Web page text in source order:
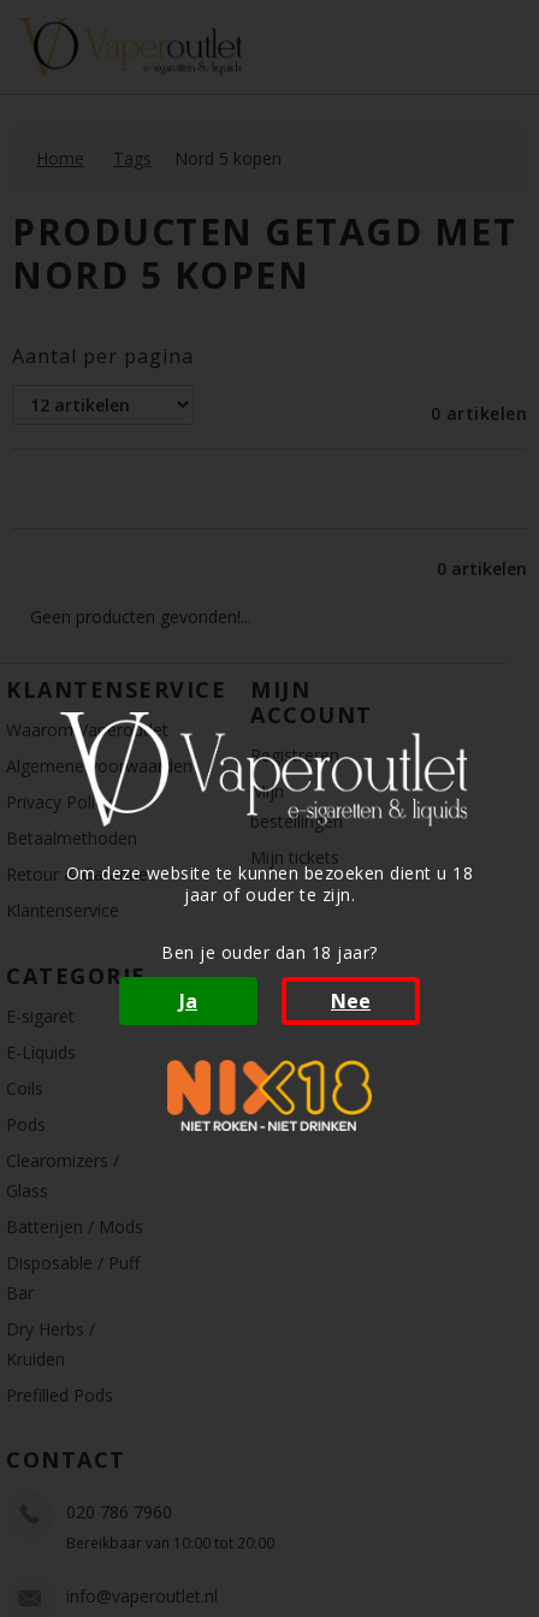
Om deze website te kunnen bezoeken dient u 18
jaar of ouder te zijn.
Ben je ouder dan 18 jaar?
Ja Nee
Home Tags Nord 5 kopen
PRODUCTEN GETAGD MET
NORD 5 KOPEN
Aantal per pagina
0 artikelen
0 artikelen
Geen producten gevonden!...
KLANTENSERVICE
Waarom Vaperoutlet
Algemene voorwaarden
Privacy Policy
Betaalmethoden
Retour & Garantie
Klantenservice
MIJN
ACCOUNT
Registreren
Mijn
bestellingen
Mijn tickets
CATEGORIE
E-sigaret
E-Liquids
Coils
Pods
Clearomizers /
Glass
Batterijen / Mods
Disposable / Puff
Bar
Dry Herbs /
Kruiden
Prefilled Pods
CONTACT
020 786 7960
Bereikbaar van 10:00 tot 20:00
info@vaperoutlet.nl